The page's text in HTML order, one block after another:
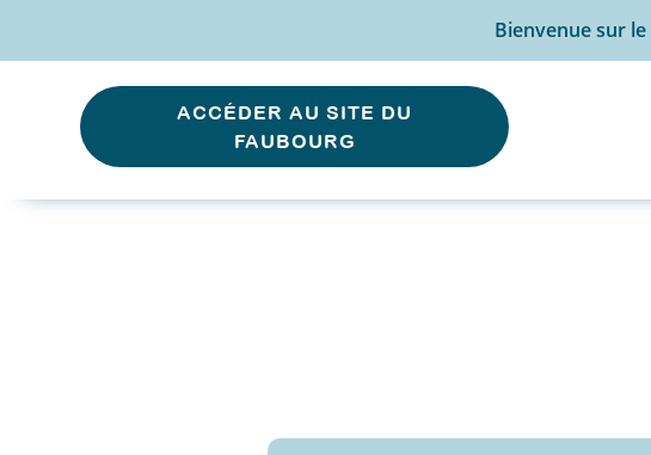
Bienvenue sur le
ACCÉDER AU SITE DU
FAUBOURG